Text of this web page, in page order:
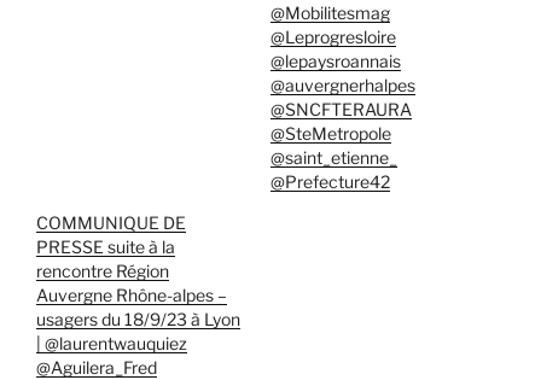
@Mobilitesmag
@Leprogresloire
@lepaysroannais
@auvergnerhalpes
@SNCFTERAURA
@SteMetropole
@saint_etienne_
@Prefecture42
COMMUNIQUE DE
PRESSE suite à la
rencontre Région
Auvergne Rhône-alpes –
usagers du 18/9/23 à Lyon
| @laurentwauquiez
@Aguilera_Fred